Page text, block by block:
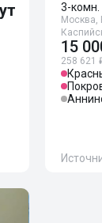
3-комн.
Москва,
15
258 621